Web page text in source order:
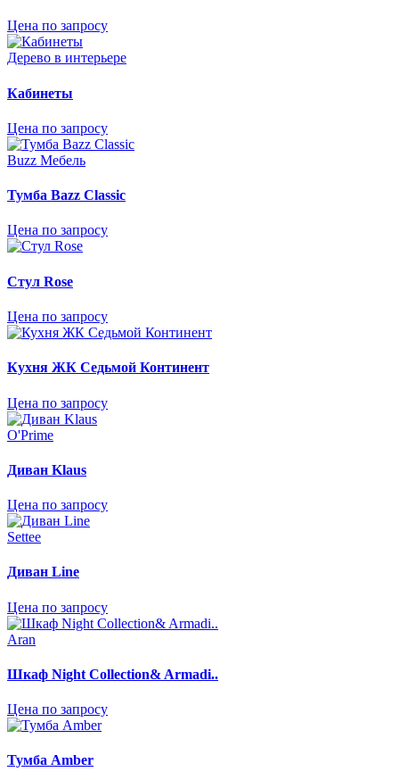
Цена по запросу
Дерево в интерьере
Кабинеты
Цена по запросу
Buzz Мебель
Тумба Bazz Classic
Цена по запросу
Стул Rose
Цена по запросу
Кухня ЖК Седьмой Континент
Цена по запросу
O'Prime
Диван Klaus
Цена по запросу
Settee
Диван Line
Цена по запросу
Aran
Шкаф Night Collection& Armadi..
Цена по запросу
Тумба Amber